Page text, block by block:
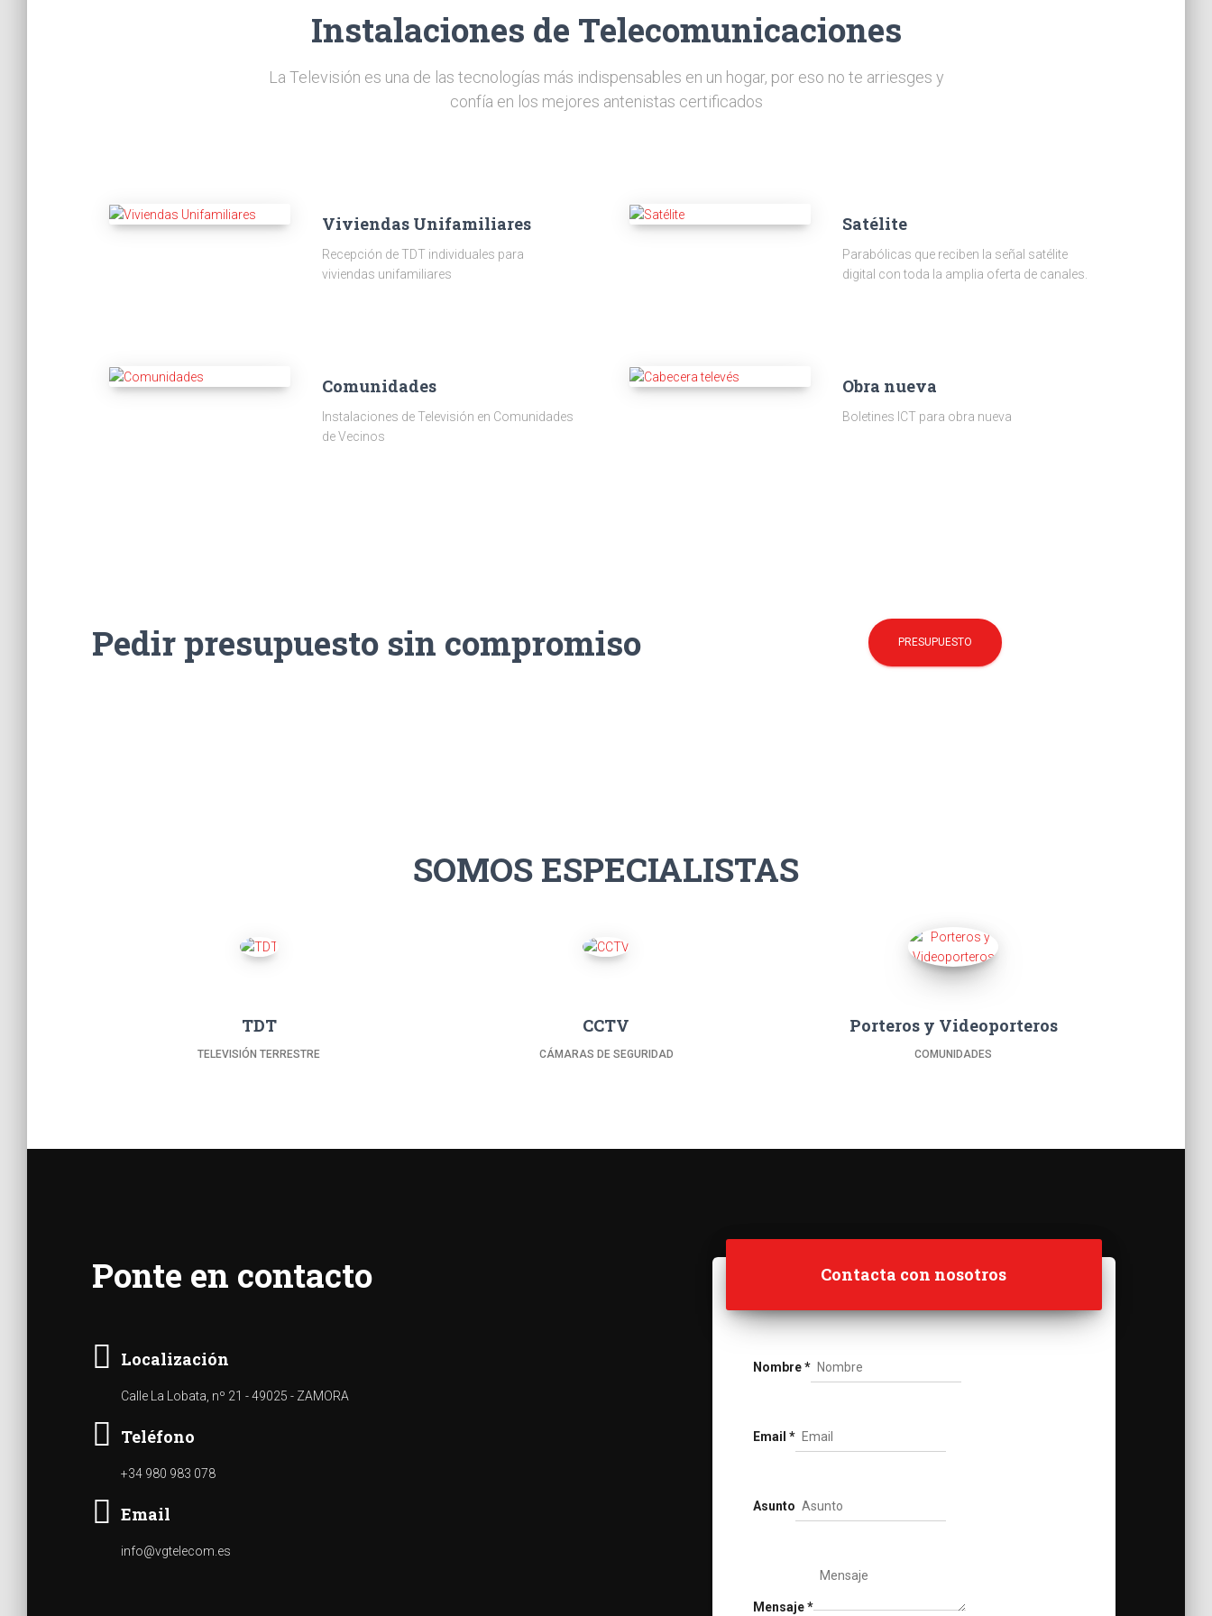
Instalaciones de Telecomunicaciones
La Televisión es una de las tecnologías más indispensables en un hogar, por eso no te arriesges y
confía en los mejores antenistas certificados
Viviendas Unifamiliares
Recepción de TDT individuales para
viviendas unifamiliares
Satélite
Parabólicas que reciben la señal satélite
digital con toda la amplia oferta de canales.
Comunidades
Instalaciones de Televisión en Comunidades
de Vecinos
Obra nueva
Boletines ICT para obra nueva
Pedir presupuesto sin compromiso PRESUPUESTO
SOMOS ESPECIALISTAS
TDT
TELEVISIÓN TERRESTRE
CCTV
CÁMARAS DE SEGURIDAD
Porteros y Videoporteros
COMUNIDADES
Ponte en contacto
Localización
Calle La Lobata, nº 21 - 49025 - ZAMORA
Teléfono
+34 980 983 078
Email
info@vgtelecom.es
Contacta con nosotros
Nombre*
Email *
Asunto
Mensaje*